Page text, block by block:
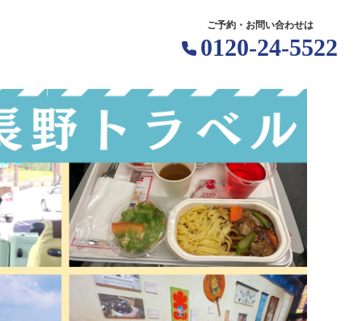
ご予約・お問い合わせは
0120-24-5522